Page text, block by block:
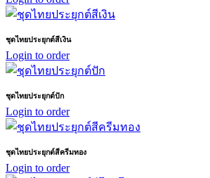
ชุดไทยประยุกต์สีเงิน
Login to order
ชุดไทยประยุกต์ปัก
Login to order
ชุดไทยประยุกต์สีครีมทอง
Login to order